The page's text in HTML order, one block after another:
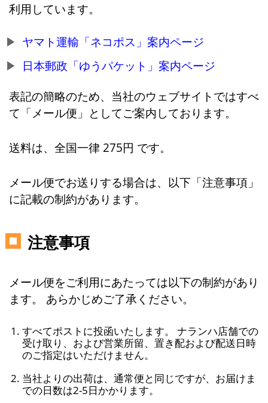
利用しています。
ヤマト運輸「ネコポス」案内ページ
日本郵政「ゆうパケット」案内ページ
表記の簡略のため、当社のウェブサイトではすべ
て「メール便」としてご案内しております。
送料は、全国一律 275円 です。
メール便でお送りする場合は、以下「注意事項」
に記載の制約があります。
注意事項
メール便をご利用にあたっては以下の制約があり
ます。 あらかじめご了承ください。
すべてポストに投函いたします。 ナランハ店舗での
受け取り、および営業所留、置き配および配送日時
のご指定はいただけません。
当社よりの出荷は、通常便と同じですが、お届けま
での日数は2-5日かかります。